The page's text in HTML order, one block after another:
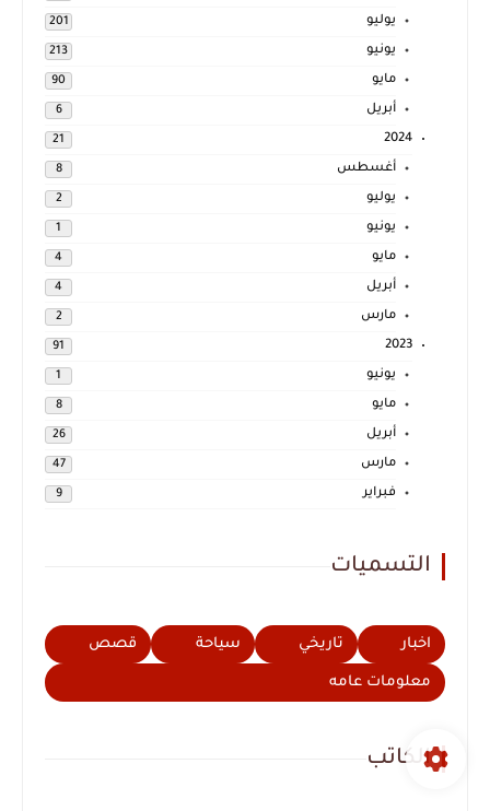
يوليو 201
يونيو 213
مايو 90
أبريل 6
2024
21
أغسطس 8
يوليو 2
يونيو 1
مايو 4
أبريل 4
مارس 2
2023
91
يونيو 1
مايو 8
أبريل 26
مارس 47
فبراير 9
التسميات
اخبار تاريخي سياحة قصص
معلومات عامه
الكاتب